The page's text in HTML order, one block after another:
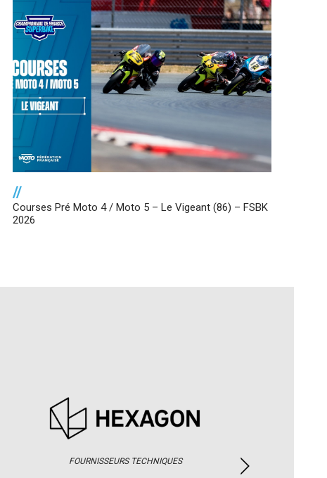
//
Courses Pré Moto 4 / Moto 5 – Le Vigeant (86) – FSBK
2026
FOURNISSEURS TECHNIQUES